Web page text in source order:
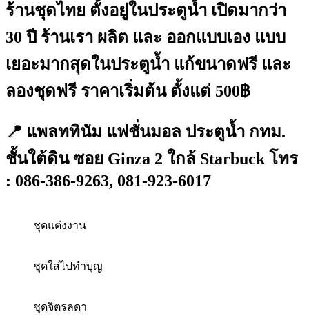
ร้านชุดไทย ตั้งอยู่ในประตูน้ำ เปิดมากว่า
30 ปี ร้านเรา ผลิต และ ออกแบบเอง แบบ
เยอะมากสุดในประตูน้ำ แก้ขนาดฟรี และ
ลองชุดฟรี ราคาเริ่มต้น ตั้งแต่ 500฿
📍 แพลททินัม แฟชั่นมอล ประตูน้ำ กทม.
ชั้นใต้ดิน ซอย Ginza 2 ใกล้ Starbuck โทร
: 086-386-9263, 081-923-6017
ชุดแต่งงาน
ชุดใส่ไปทำบุญ
ชุดจิตรลดา